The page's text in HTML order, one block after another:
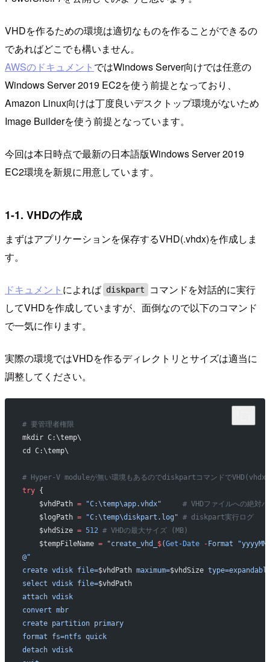
VHDを作るための環境は適切なものを作ることができるの
であればどこでも構いません。
AWSのドキュメント ではWindows Server向けでは任意の
Windows Server 2019 EC2を使う前提となっており、
Amazon Linux向けは丁度良いデスクトップ環境がないため
Image Builderを使う前提となっています。
今回は本日時点で最新の日本語版Windows Server 2019
EC2環境を新規に用意しています。
1-1. VHDの作成
まずはアプリケーションを保存するVHD(.vhdx)を作成しま
す。
ドキュメント によれば diskpart
コマンドを対話的に実行
してVHDを作成していますが、面倒なので以下のコマンド
で一気に作ります。
実際の環境ではVHDを作るディレクトリとサイズは適当に
調整してください。
# 要管理者権限
mkdir C:\temp\
cd C:\temp\
# Hyper-V moduleが無い環境もあるのでdiskpartコマンドでVHD(vhdx)
try {
    $vhdPath
= "C:\temp\app.vhdx"
# VHDファイルへの絶対パ
    $logPath
= "C:\temp\diskpart.log" # diskpart実行ログ
    $vhdSize
= 512 # VHDの最大サイズ (MB)
    $tempFileName
= "create_vhd_ $(Get-Date -Format
@"
create vdisk file=$vhdPath maximum=$vhdSize
select vdisk file=$vhdPath
attach vdisk
convert mbr
create partition primary
format fs=ntfs quick
detach vdisk